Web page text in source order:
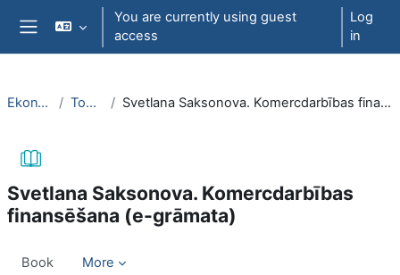
Skip to main content
You are currently using guest
access
Log
in
EkonT000 Topic 27 Svetlana Saksonova. Komercdarbības finansēšana (e-grāmata)
Svetlana Saksonova. Komercdarbības
finansēšana (e-grāmata)
Book More